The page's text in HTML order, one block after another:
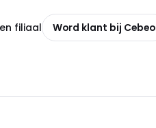
filiaal Word klant bij Cebeo